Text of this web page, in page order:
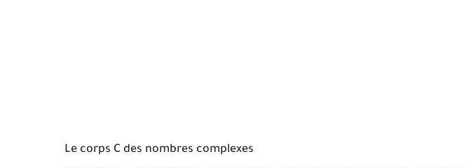
Le corps C des nombres complexes